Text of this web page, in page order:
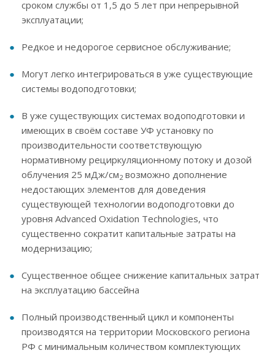
сроком службы от 1,5 до 5 лет при непрерывной
эксплуатации;
Редкое и недорогое сервисное обслуживание;
Могут легко интегрироваться в уже существующие
системы водоподготовки;
В уже существующих системах водоподготовки и
имеющих в своём составе УФ установку по
производительности соответствующую
нормативному рециркуляционному потоку и дозой
облучения 25 мДж/см2 возможно дополнение
недостающих элементов для доведения
существующей технологии водоподготовки до
уровня Advanced Oxidation Technologies, что
существенно сократит капитальные затраты на
модернизацию;
Существенное общее снижение капитальных затрат
на эксплуатацию бассейна
Полный производственный цикл и компоненты
производятся на территории Московского региона
РФ с минимальным количеством комплектующих